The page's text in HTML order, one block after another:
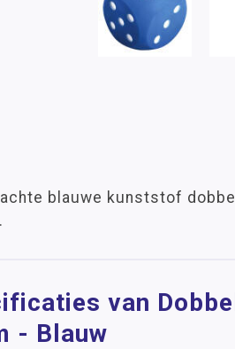
blauwe kunststof
van
- Blauw